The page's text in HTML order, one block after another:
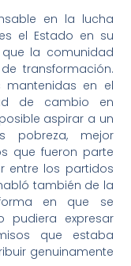
en la lucha
el Estado en su
la comunidad
transformación.
mantenidas en el
de cambio en
aspirar a un
pobreza, mejor
que fueron parte
entre los partidos
también de la
en que se
pudiera expresar
que estaba
genuinamente